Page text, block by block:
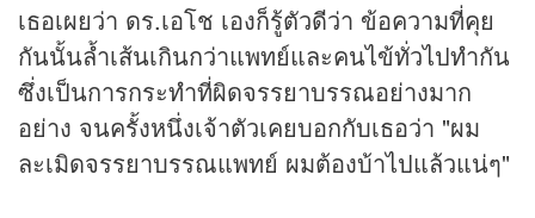
เธอเผยว่า ดร.เอโช เองก็รู้ตัวดีว่า ข้อความที่คุย
กันนั้นล้ำเส้นเกินกว่าแพทย์และคนไข้ทั่วไปทำกัน
ซึ่งเป็นการกระทำที่ผิดจรรยาบรรณอย่างมาก
อย่าง จนครั้งหนึ่งเจ้าตัวเคยบอกกับเธอว่า "ผม
ละเมิดจรรยาบรรณแพทย์ ผมต้องบ้าไปแล้วแน่ๆ"